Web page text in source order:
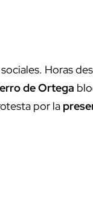
Horas
de Ortega
por la